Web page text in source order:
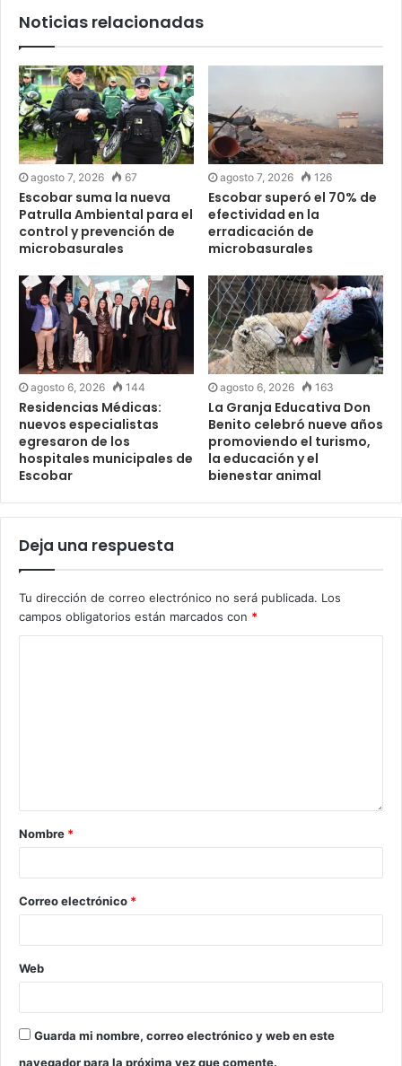
Noticias relacionadas
agosto 7, 2026 67
Escobar suma la nueva
Patrulla Ambiental para el
control y prevención de
microbasurales
agosto 7, 2026 126
Escobar superó el 70% de
efectividad en la
erradicación de
microbasurales
agosto 6, 2026 144
Residencias Médicas:
nuevos especialistas
egresaron de los
hospitales municipales de
Escobar
agosto 6, 2026 163
La Granja Educativa Don
Benito celebró nueve años
promoviendo el turismo,
la educación y el
bienestar animal
Deja una respuesta
Tu dirección de correo electrónico no será publicada. Los
campos obligatorios están marcados con *
Nombre *
Correo electrónico *
Web
Guarda mi nombre, correo electrónico y web en este
navegador para la próxima vez que comente.